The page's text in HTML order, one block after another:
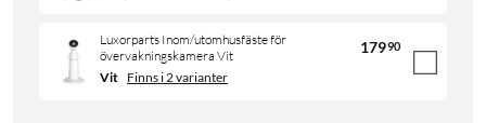
Luxorparts Inom/utomhusfäste för
övervakningskamera Vit
17990
Vit Finns i 2 varianter